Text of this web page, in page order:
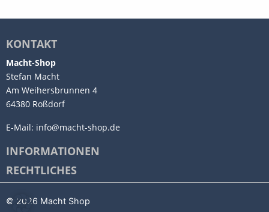
KONTAKT
Macht-Shop
Stefan Macht
Am Weihersbrunnen 4
64380 Roßdorf
E-Mail: info@macht-shop.de
INFORMATIONEN
RECHTLICHES
© 2026 Macht Shop